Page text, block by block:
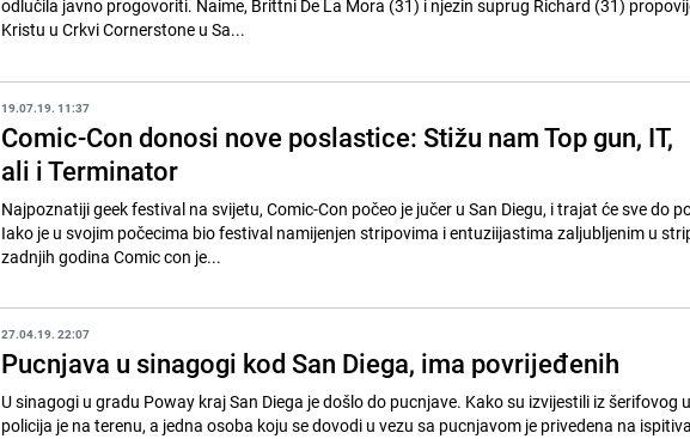
odlučila javno progovoriti. Naime, Brittni De La Mora (31) i njezin suprug Richard (31)
Kristu u Crkvi Cornerstone u Sa...
19.07.19. 11:37
Comic-Con donosi nove poslastice: Stižu nam Top gun, IT,
ali i Terminator
Najpoznatiji geek festival na svijetu, Comic-Con počeo je jučer u San Diegu, i trajat će sve do
Iako je u svojim počecima bio festival namijenjen stripovima i entuziijastima zaljubljenim u
zadnjih godina Comic con je...
27.04.19. 22:07
Pucnjava u sinagogi kod San Diega, ima povrijeđenih
U sinagogi u gradu Poway kraj San Diega je došlo do pucnjave. Kako su izvijestili iz šerifovog